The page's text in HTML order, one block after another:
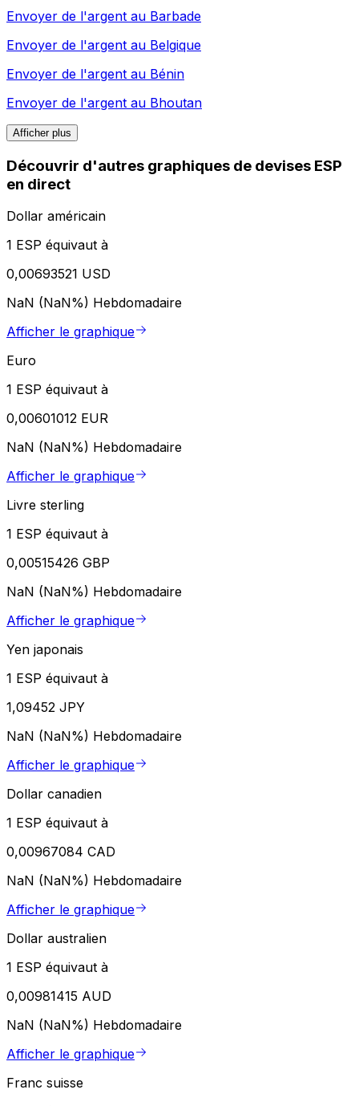
Envoyer de l'argent au Barbade
Envoyer de l'argent au Belgique
Envoyer de l'argent au Bénin
Envoyer de l'argent au Bhoutan
Afficher plus
Découvrir d'autres graphiques de devises ESP
en direct
Dollar américain
1 ESP équivaut à
0,00693521 USD
NaN (NaN%) Hebdomadaire
Afficher le graphique
Euro
1 ESP équivaut à
0,00601012 EUR
NaN (NaN%) Hebdomadaire
Afficher le graphique
Livre sterling
1 ESP équivaut à
0,00515426 GBP
NaN (NaN%) Hebdomadaire
Afficher le graphique
Yen japonais
1 ESP équivaut à
1,09452 JPY
NaN (NaN%) Hebdomadaire
Afficher le graphique
Dollar canadien
1 ESP équivaut à
0,00967084 CAD
NaN (NaN%) Hebdomadaire
Afficher le graphique
Dollar australien
1 ESP équivaut à
0,00981415 AUD
NaN (NaN%) Hebdomadaire
Afficher le graphique
Franc suisse